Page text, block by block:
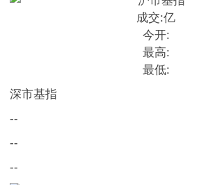
成交:亿
今开:
最高:
最低:
深市基指
--
--
--